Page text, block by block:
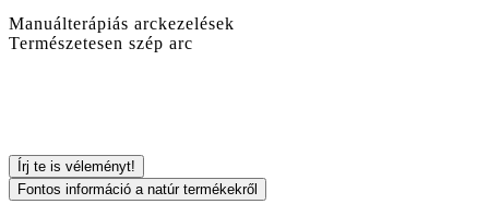
Manuálterápiás arckezelések
Természetesen szép arc
Írj te is véleményt!
Fontos információ a natúr termékekről